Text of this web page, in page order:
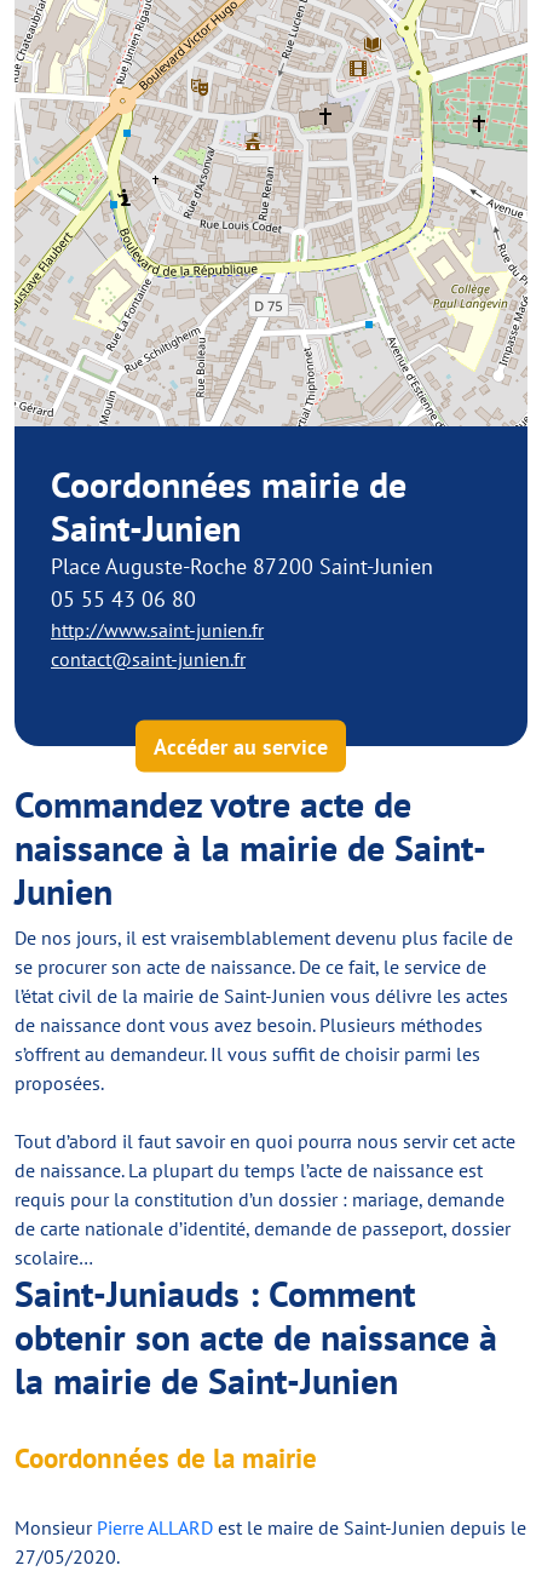
Coordonnées mairie de
Saint-Junien
Place Auguste-Roche 87200 Saint-Junien
05 55 43 06 80
http://www.saint-junien.fr
contact@saint-junien.fr
Accéder au service
Commandez votre acte de
naissance à la mairie de Saint-
Junien
De nos jours, il est vraisemblablement devenu plus facile de
se procurer son acte de naissance. De ce fait, le service de
l’état civil de la mairie de Saint-Junien vous délivre les actes
de naissance dont vous avez besoin. Plusieurs méthodes
s’offrent au demandeur. Il vous suffit de choisir parmi les
proposées.
Tout d’abord il faut savoir en quoi pourra nous servir cet acte
de naissance. La plupart du temps l’acte de naissance est
requis pour la constitution d’un dossier : mariage, demande
de carte nationale d’identité, demande de passeport, dossier
scolaire…
Saint-Juniauds : Comment
obtenir son acte de naissance à
la mairie de Saint-Junien
Coordonnées de la mairie
Monsieur Pierre ALLARD est le maire de Saint-Junien depuis le
27/05/2020.